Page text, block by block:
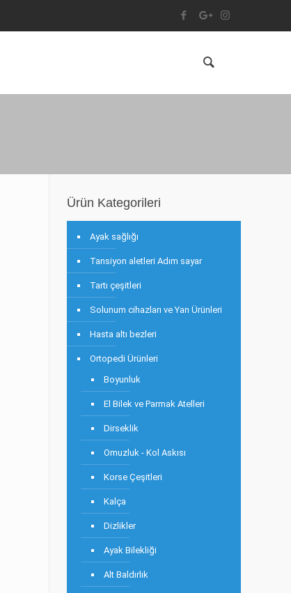
Ürün Kategorileri
Ayak sağlığı
Tansiyon aletleri Adım sayar
Tartı çeşitleri
Solunum cihazları ve Yan Ürünleri
Hasta altı bezleri
Ortopedi Ürünleri
Boyunluk
El Bilek ve Parmak Atelleri
Dirseklik
Omuzluk - Kol Askısı
Korse Çeşitleri
Kalça
Dizlikler
Ayak Bilekliği
Alt Baldırlık